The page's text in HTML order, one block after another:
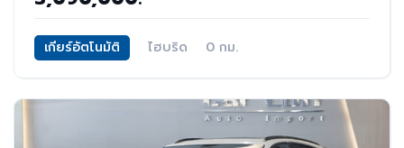
เกียร์อัตโนมัติ ไฮบริด 0 กม.